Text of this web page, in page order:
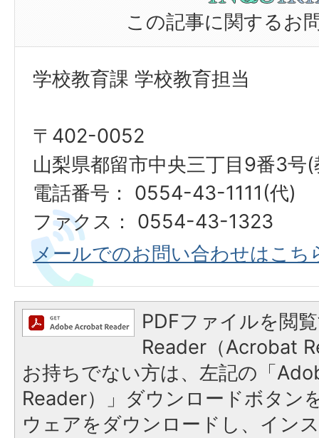
この記事に関するお
学校教育課 学校教育担当
〒402-0052
山梨県都留市中央三丁目9番3号
電話番号： 0554-43-1111(代)
ファクス： 0554-43-1323
メールでのお問い合わせはこち
PDFファイルを閲
Reader（Acrobat
お持ちでない方は、左記の「
Reader）」ダウンロードボタン
ウェアをダウンロードし、イン